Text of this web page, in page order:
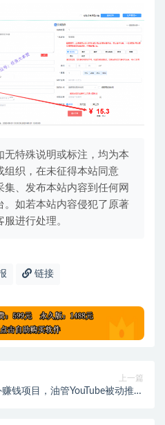
无特殊说明或标注，均为本
组织，在未征得本站同意
集、发布本站内容到任何网
。如若本站内容侵犯了原著
进行处理。
链接
上一篇
钱项目，油管YouTube被动推广